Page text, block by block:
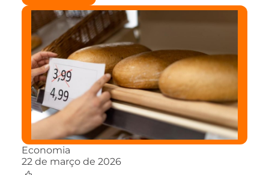
Economia
22 de março de 2026